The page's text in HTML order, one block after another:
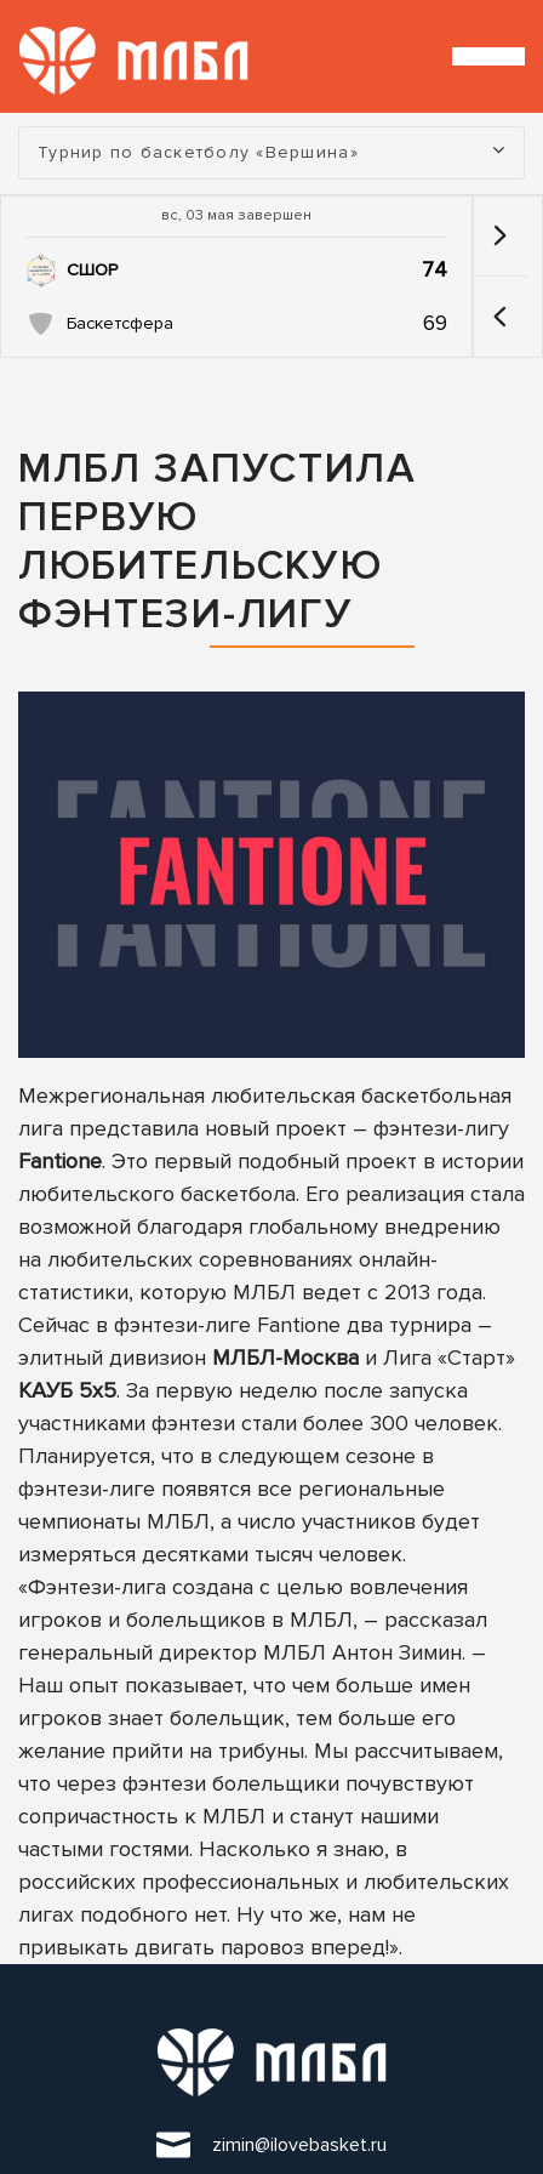
Турнир:
Турнир по баскетболу «Вершина»
вс, 03 мая завершен
СШОР 74
Баскетсфера 69
МЛБЛ ЗАПУСТИЛА
ПЕРВУЮ
ЛЮБИТЕЛЬСКУЮ
ФЭНТЕЗИ-ЛИГУ
Межрегиональная любительская баскетбольная
лига представила новый проект – фэнтези-лигу
Fantione. Это первый подобный проект в истории
любительского баскетбола. Его реализация стала
возможной благодаря глобальному внедрению
на любительских соревнованиях онлайн-
статистики, которую МЛБЛ ведет с 2013 года.
Сейчас в фэнтези-лиге Fantione два турнира –
элитный дивизион МЛБЛ-Москва и Лига «Старт»
КАУБ 5х5. За первую неделю после запуска
участниками фэнтези стали более 300 человек.
Планируется, что в следующем сезоне в
фэнтези-лиге появятся все региональные
чемпионаты МЛБЛ, а число участников будет
измеряться десятками тысяч человек.
«Фэнтези-лига создана с целью вовлечения
игроков и болельщиков в МЛБЛ, – рассказал
генеральный директор МЛБЛ Антон Зимин. –
Наш опыт показывает, что чем больше имен
игроков знает болельщик, тем больше его
желание прийти на трибуны. Мы рассчитываем,
что через фэнтези болельщики почувствуют
сопричастность к МЛБЛ и станут нашими
частыми гостями. Насколько я знаю, в
российских профессиональных и любительских
лигах подобного нет. Ну что же, нам не
привыкать двигать паровоз вперед!».
zimin@ilovebasket.ru